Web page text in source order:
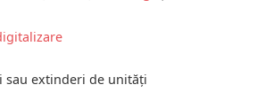
sau extinderi de unități